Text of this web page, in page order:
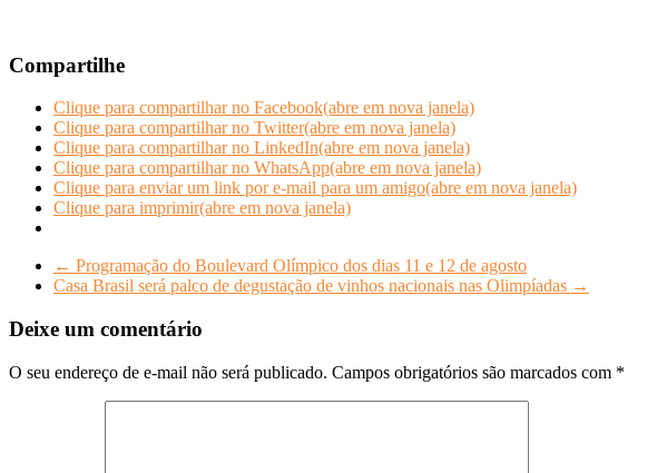
Compartilhe
Clique para compartilhar no Facebook(abre em nova janela)
Clique para compartilhar no Twitter(abre em nova janela)
Clique para compartilhar no LinkedIn(abre em nova janela)
Clique para compartilhar no WhatsApp(abre em nova janela)
Clique para enviar um link por e-mail para um amigo(abre em nova janela)
Clique para imprimir(abre em nova janela)
← Programação do Boulevard Olímpico dos dias 11 e 12 de agosto
Casa Brasil será palco de degustação de vinhos nacionais nas Olimpíadas →
Deixe um comentário
O seu endereço de e-mail não será publicado. Campos obrigatórios são marcados com *